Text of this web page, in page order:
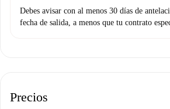
Debes avisar con al menos 30 días de
fecha de salida, a menos que tu contrato
Precios